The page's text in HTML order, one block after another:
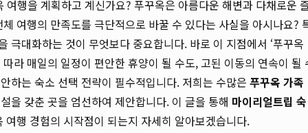
행을 계획하고 계신가요? 푸꾸옥은 아름다운 해변과 다채로운
여행의 만족도를 극단적으로 바꿀 수 있다는 사실을 아시나요?
대화하는 것이 무엇보다 중요합니다. 바로 이 지점에서 ‘푸꾸옥
라 매일의 일정이 편안한 휴양이 될 수도, 고된 이동의 연속이 될
하는 숙소 선택 전략이 필수적입니다. 저희는 수많은 푸꾸옥 가족
을 갖춘 곳을 엄선하여 제안합니다. 이 글을 통해 마이리얼트립 숙
행 경험의 시작점이 되는지 자세히 알아보겠습니다.